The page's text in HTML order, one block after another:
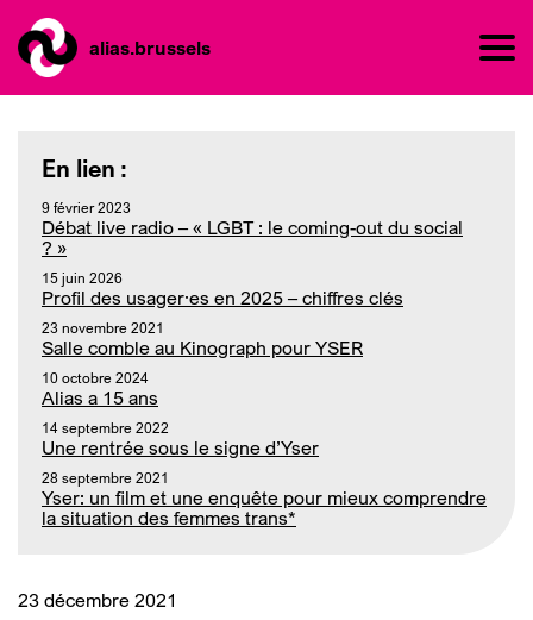
alias.brussels
En lien :
9 février 2023
Débat live radio – « LGBT : le coming-out du social
? »
15 juin 2026
Profil des usager·es en 2025 – chiffres clés
23 novembre 2021
Salle comble au Kinograph pour YSER
10 octobre 2024
Alias a 15 ans
14 septembre 2022
Une rentrée sous le signe d’Yser
28 septembre 2021
Yser: un film et une enquête pour mieux comprendre
la situation des femmes trans*
23 décembre 2021